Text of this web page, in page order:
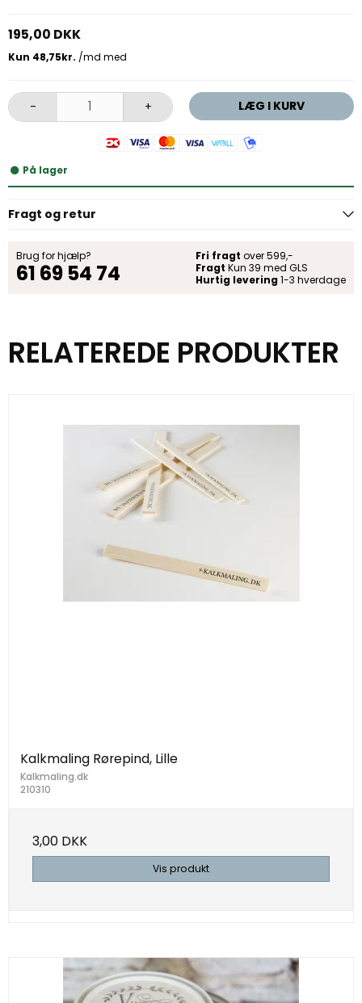
195,00 DKK
- + LÆG I KURV
På lager
Fragt og retur
Brug for hjælp?
61 69 54 74
Fri fragt over 599,-
Fragt Kun 39 med GLS
Hurtig levering 1-3 hverdage
RELATEREDE PRODUKTER
Kalkmaling Rørepind, Lille
Kalkmaling.dk
210310
3,00 DKK
Vis produkt